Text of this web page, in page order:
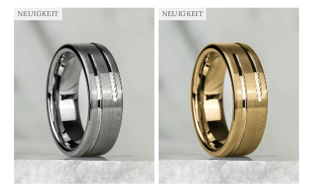
NEUIGKEIT NEUIGKEIT